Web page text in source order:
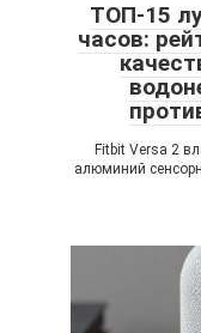
ТОП-15
часов:
Fitbit Versa 2
алюминий